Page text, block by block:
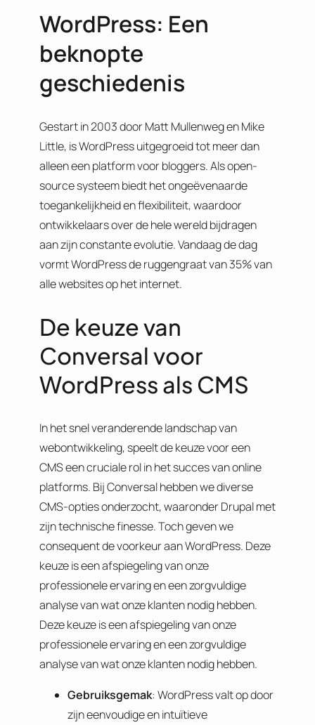
WordPress: Een
beknopte
geschiedenis
Gestart in 2003 door Matt Mullenweg en Mike
Little, is WordPress uitgegroeid tot meer dan
alleen een platform voor bloggers. Als open-
source systeem biedt het ongeëvenaarde
toegankelijkheid en flexibiliteit, waardoor
ontwikkelaars over de hele wereld bijdragen
aan zijn constante evolutie. Vandaag de dag
vormt WordPress de ruggengraat van 35% van
alle websites op het internet.
De keuze van
Conversal voor
WordPress als CMS
In het snel veranderende landschap van
webontwikkeling, speelt de keuze voor een
CMS een cruciale rol in het succes van online
platforms. Bij Conversal hebben we diverse
CMS-opties onderzocht, waaronder Drupal met
zijn technische finesse. Toch geven we
consequent de voorkeur aan WordPress. Deze
keuze is een afspiegeling van onze
professionele ervaring en een zorgvuldige
analyse van wat onze klanten nodig hebben.
Deze keuze is een afspiegeling van onze
professionele ervaring en een zorgvuldige
analyse van wat onze klanten nodig hebben.
Gebruiksgemak: WordPress valt op door
zijn eenvoudige en intuïtieve